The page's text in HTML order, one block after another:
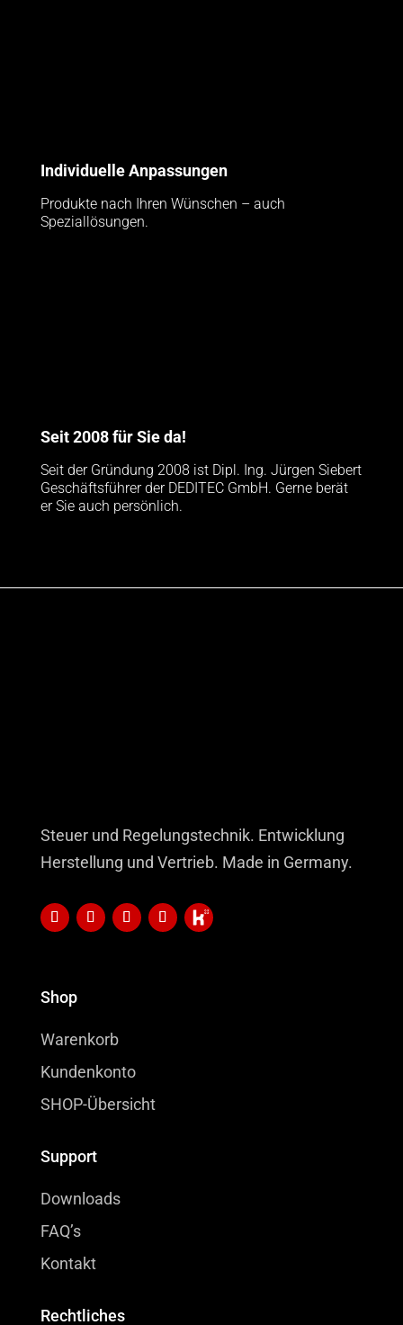
Individuelle Anpassungen
Produkte nach Ihren Wünschen – auch
Speziallösungen.
Seit 2008 für Sie da!
Seit der Gründung 2008 ist Dipl. Ing. Jürgen Siebert
Geschäftsführer der DEDITEC GmbH. Gerne berät
er Sie auch persönlich.
Steuer und Regelungstechnik. Entwicklung
Herstellung und Vertrieb. Made in Germany.
Shop
Warenkorb
Kundenkonto
SHOP-Übersicht
Support
Downloads
FAQ’s
Kontakt
Rechtliches